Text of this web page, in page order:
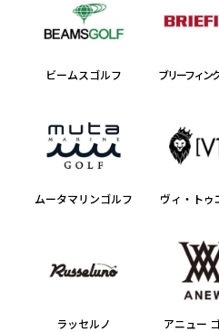
ビームスゴルフ ブリーフィン
ムータマリンゴルフ ヴィ・トゥ
ラッセルノ アニュー